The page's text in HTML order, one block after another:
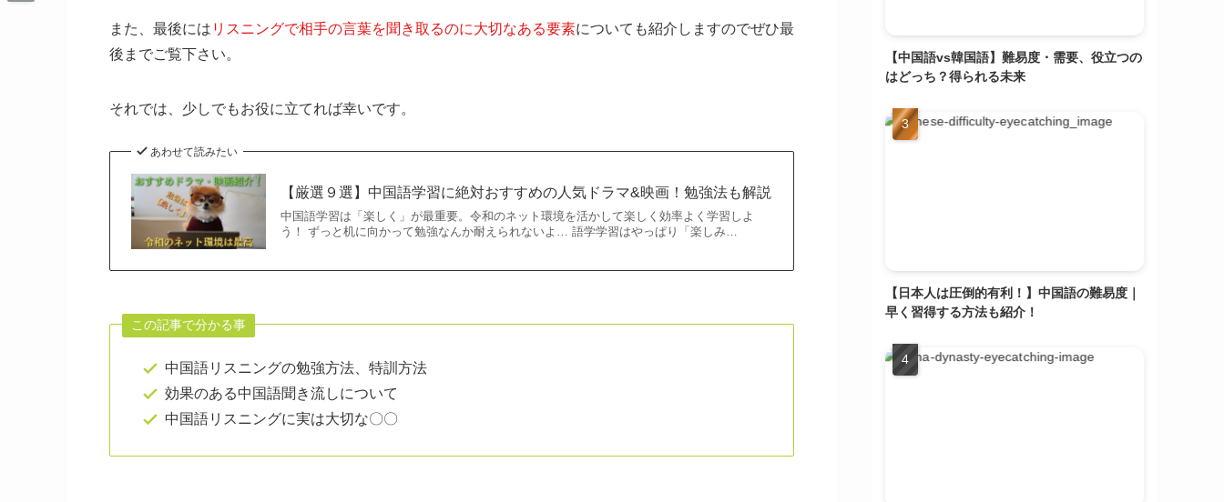
また、最後には リスニングで相手の言葉を聞き取るのに大切なある要素についても紹介しますのでぜひ最
後までご覧下さい。
それでは、少しでもお役に立てれば幸いです。
あわせて読みたい
【厳選９選】中国語学習に絶対おすすめの人気ドラマ&映画！勉強法も解説
中国語学習は「楽しく」が最重要。令和のネット環境を活かして楽しく効率よく学習しよ
う！ ずっと机に向かって勉強なんか耐えられないよ… 語学学習はやっぱり「楽しみ…
この記事で分かる事
中国語リスニングの勉強方法、特訓方法
効果のある中国語聞き流しについて
中国語リスニングに実は大切な〇〇
【中国語vs韓国語】難易度・需要、役立つの
はどっち？得られる未来
【日本人は圧倒的有利！】中国語の難易度｜
早く習得する方法も紹介！